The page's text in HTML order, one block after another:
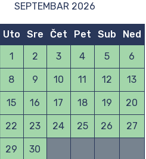
SEPTEMBAR 2026
Uto Sre Čet Pet Sub
Ned
1
2 3 4 5 6
8 9 10 11 12 13
15 16 17 18 19 20
22 23 24 25 26 27
29 30